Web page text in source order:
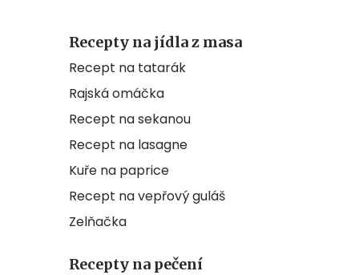
Recepty na jídla z masa
Recept na tatarák
Rajská omáčka
Recept na sekanou
Recept na lasagne
Kuře na paprice
Recept na vepřový guláš
Zelňačka
Recepty na pečení